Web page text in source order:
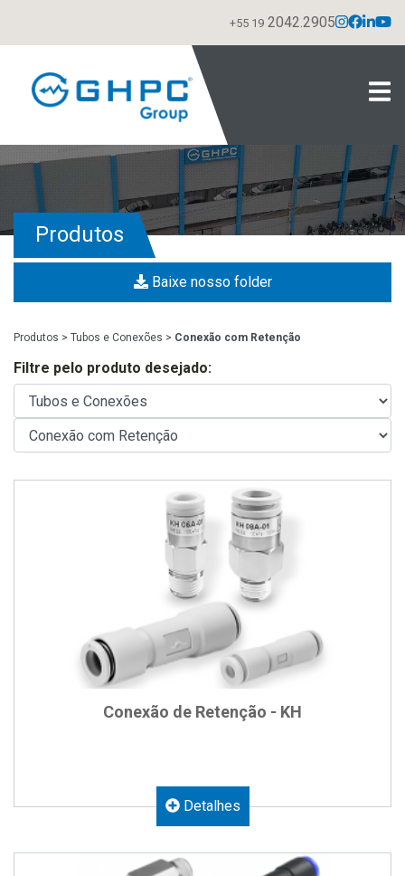
+55 19 2042.2905
Produtos
Baixe nosso folder
Produtos > Tubos e Conexões > Conexão com Retenção
Filtre pelo produto desejado:
Conexão de Retenção - KH
Detalhes